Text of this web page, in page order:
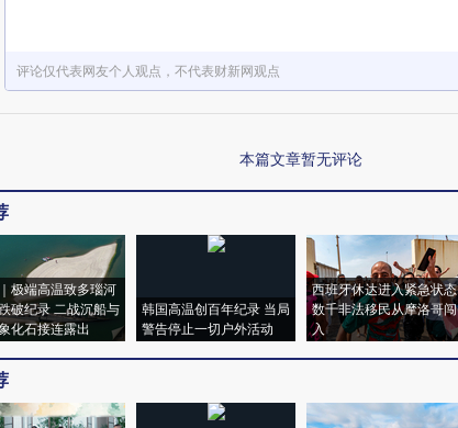
评论仅代表网友个人观点，不代表财新网观点
本篇文章暂无评论
极端高温致多瑙河
破纪录 二战沉船与
化石接连露出
韩国高温创百年纪录 当局
警告停止一切户外活动
西班牙休达进入紧急状态
数千非法移民从摩洛哥闯
入